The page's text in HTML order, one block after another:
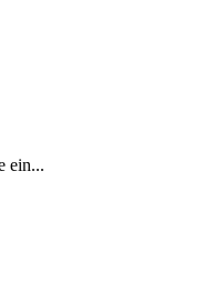
ein...